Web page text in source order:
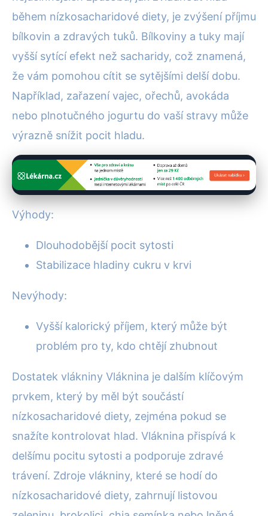
během nízkosacharidové diety, je zvýšení příjmu
bílkovin a zdravých tuků. Bílkoviny a tuky mají
vyšší sytící efekt než sacharidy, což znamená,
že vám pomohou cítit se sytějšími delší dobu.
Například, zařazení vajec, ořechů, avokáda
nebo plnotučného jogurtu do vaší stravy může
výrazně snížit pocit hladu.
Výhody:
Dlouhodobější pocit sytosti
Stabilizace hladiny cukru v krvi
Nevýhody:
Vyšší kalorický příjem, který může být
problém pro ty, kdo chtějí zhubnout
Dostatek vlákniny Vláknina je dalším klíčovým
prvkem, který by měl být součástí
nízkosacharidové diety, zejména pokud se
snažíte kontrolovat hlad. Vláknina přispívá k
delšímu pocitu sytosti a podporuje zdravé
trávení. Zdroje vlákniny, které se hodí do
nízkosacharidové diety, zahrnují listovou